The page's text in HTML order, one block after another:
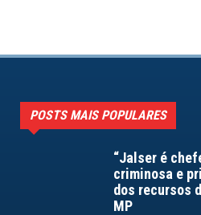
POSTS MAIS POPULARES
“Jalser é
criminosa e
dos recursos
MP